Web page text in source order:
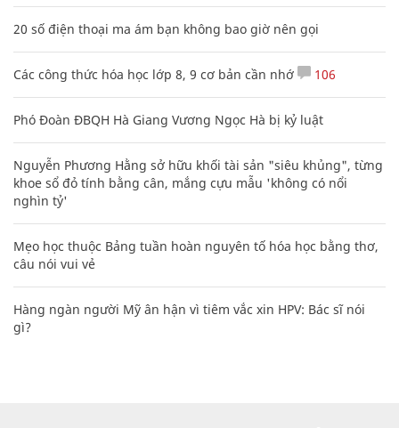
20 số điện thoại ma ám bạn không bao giờ nên gọi
Các công thức hóa học lớp 8, 9 cơ bản cần nhớ 106
Phó Đoàn ĐBQH Hà Giang Vương Ngọc Hà bị kỷ luật
Nguyễn Phương Hằng sở hữu khối tài sản "siêu khủng", từng
khoe sổ đỏ tính bằng cân, mắng cựu mẫu 'không có nổi
nghìn tỷ'
Mẹo học thuộc Bảng tuần hoàn nguyên tố hóa học bằng thơ,
câu nói vui vẻ
Hàng ngàn người Mỹ ân hận vì tiêm vắc xin HPV: Bác sĩ nói
gì?